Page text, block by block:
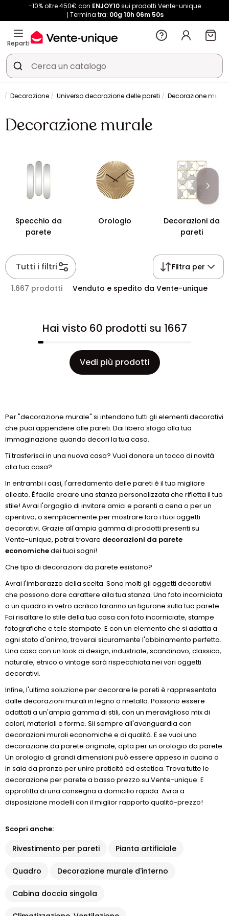
-10% oltre 450€ con ENJOY10sui prodotti Vente-unique
Termina tra: 00g 10h 06m 50s
Reparti
Decorazione Universo decorazione delle pareti Decorazione
Decorazione murale
Specchio da
parete
Orologio
Decorazioni da
pareti
Tutti i filtri Filtra per
1.667 prodotti Venduto e spedito da Vente-unique
Hai visto 60 prodotti su 1667
Vedi più prodotti
Per "decorazione murale" si intendono tutti gli elementi decorativi
che puoi appendere alle pareti. Dai libero sfogo alla tua
immaginazione quando decori la tua casa.
Ti trasferisci in una nuova casa? Vuoi donare un tocco di novità
alla tua casa?
In entrambi i casi, l'arredamento delle pareti è il tuo migliore
alleato. È facile creare una stanza personalizzata che rifletta il tuo
stile! Avrai l'orgoglio di invitare amici e parenti a cena o per un
aperitivo, o semplicemente per mostrare loro i tuoi oggetti
decorativi. Grazie all'ampia gamma di prodotti presenti su
Vente-unique, potrai trovare decorazioni da parete
economichedei tuoi sogni!
Che tipo di decorazioni da parete esistono?
Avrai l'imbarazzo della scelta. Sono molti gli oggetti decorativi
che possono dare carattere alla tua stanza. Una foto incorniciata
o un quadro in vetro acrilico faranno un figurone sulla tua parete.
Fai risaltare lo stile della tua casa con foto incorniciate, stampe
fotografiche e tele stampate. E con un elemento che si adatta a
ogni stato d'animo, troverai sicuramente l'abbinamento perfetto.
Una casa con un look di design, industriale, scandinavo, classico,
naturale, etnico o vintage sarà rispecchiata nei vari oggetti
decorativi.
Infine, l'ultima soluzione per decorare le pareti è rappresentata
dalle decorazioni murali in legno o metallo. Possono essere
adattati a un'ampia gamma di stili, con un meraviglioso mix di
colori, materiali e forme. Sii sempre all'avanguardia con
decorazioni murali economiche e di qualità. E se vuoi una
decorazione da parete originale, opta per un orologio da parete.
Un orologio di grandi dimensioni può essere appeso in cucina o
in sala da pranzo per unire praticità ed estetica. Trova tutte le
decorazione per parete a basso prezzo su Vente-unique. E
approfitta di una consegna a domicilio rapida. Avrai a
disposizione modelli con il miglior rapporto qualità-prezzo!
Scopri anche:
Rivestimento per pareti Pianta artificiale
Quadro Decorazione murale d'interno
Cabina doccia singola